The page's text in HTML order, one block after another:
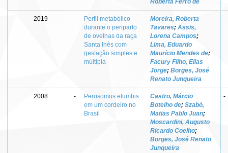
2019 -
Perfil metabólico
durante o periparto
de ovelhas da raça
Santa Inês com
gestação simples e
múltipla
Moreira, Roberta
Tavares; Assis,
Lorena Campos;
Lima, Eduardo
Maurício Mendes de;
Facury Filho, Elias
Jorge; Borges, José
Renato Junqueira
-
2008 -
Perosomus elumbis
em um cordeiro no
Brasil
Castro, Márcio
Botelho de; Szabó,
Matias Pablo Juan;
Moscardini, Augusto
Ricardo Coelho;
Borges, José Renato
Junqueira
-